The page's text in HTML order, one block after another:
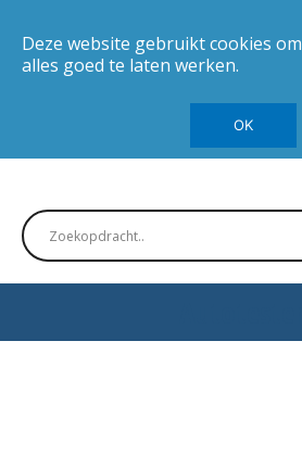
Deze website gebruikt cookies om
alles goed te laten werken.
OK